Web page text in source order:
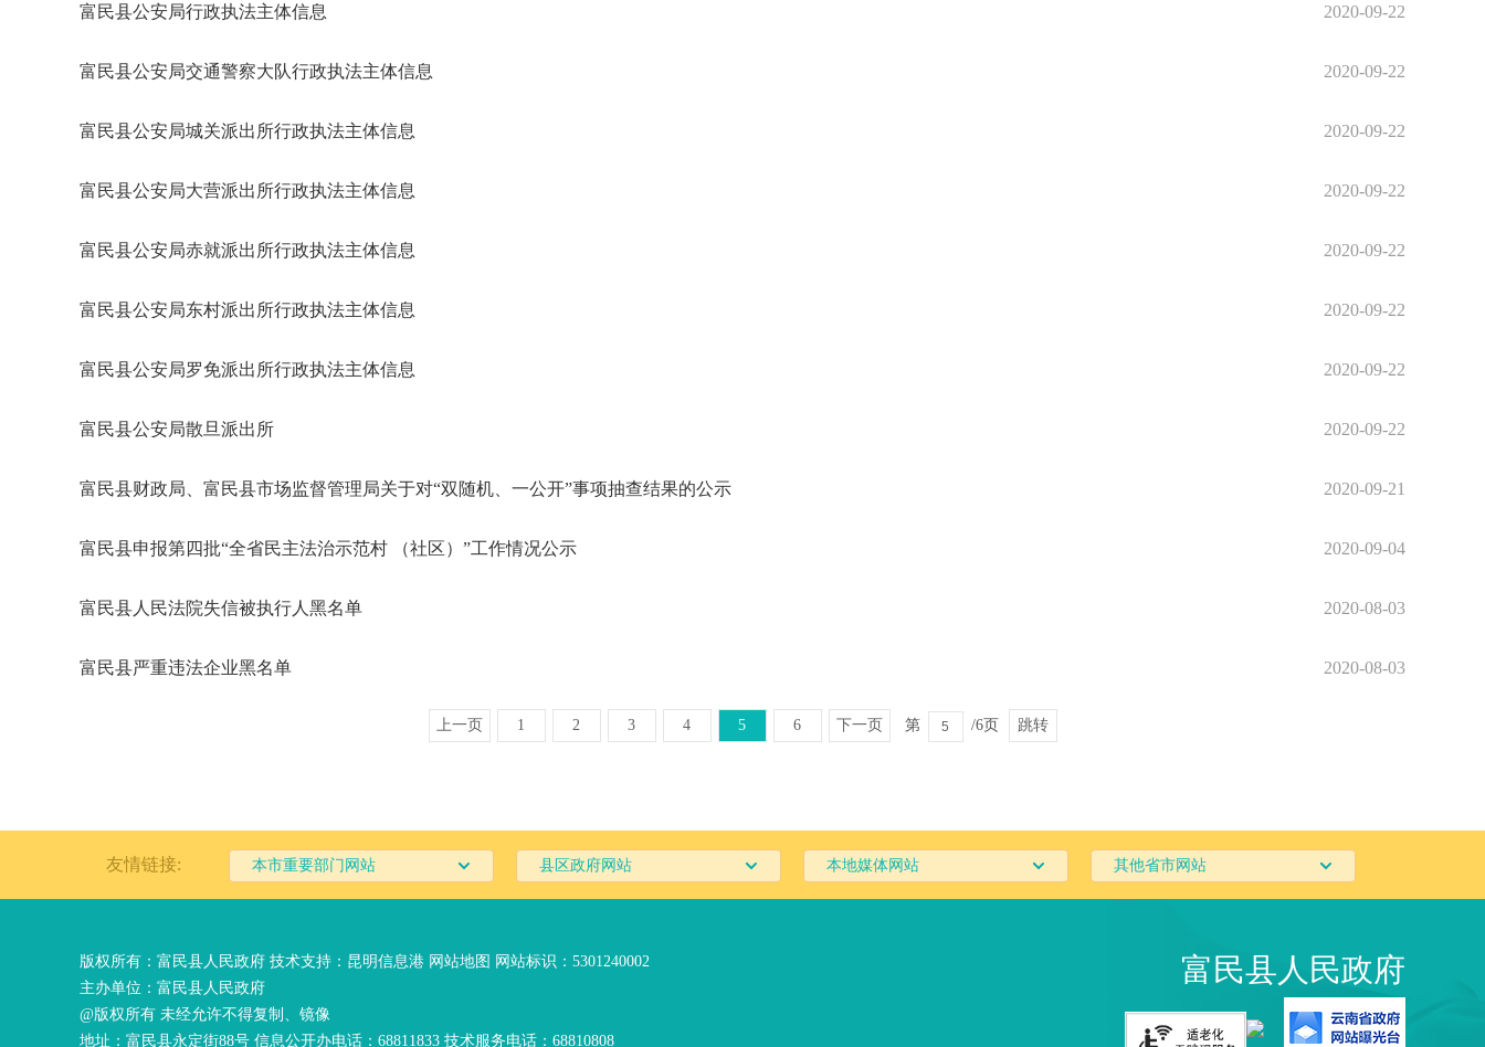
富民县公安局行政执法主体信息 2020-09-22
富民县公安局交通警察大队行政执法主体信息 2020-09-22
富民县公安局城关派出所行政执法主体信息 2020-09-22
富民县公安局大营派出所行政执法主体信息 2020-09-22
富民县公安局赤就派出所行政执法主体信息 2020-09-22
富民县公安局东村派出所行政执法主体信息 2020-09-22
富民县公安局罗免派出所行政执法主体信息 2020-09-22
富民县公安局散旦派出所 2020-09-22
富民县财政局、富民县市场监督管理局关于对“双随机、一公开”事项抽查结果的公示 2020-09-21
富民县申报第四批“全省民主法治示范村 （社区）”工作情况公示 2020-09-04
富民县人民法院失信被执行人黑名单 2020-08-03
富民县严重违法企业黑名单 2020-08-03
上一页 1 2 3 4 5 6 下一页 第 /6页 跳转
友情链接: 本市重要部门网站 县区政府网站 本地媒体网站 其他省市网站
版权所有：富民县人民政府 技术支持： 昆明信息港 网站地图 网站标识：5301240002
主办单位：富民县人民政府
@版权所有 未经允许不得复制、镜像
地址：富民县永定街88号 信息公开办电话：68811833 技术服务电话：68810808
富民县人民政府